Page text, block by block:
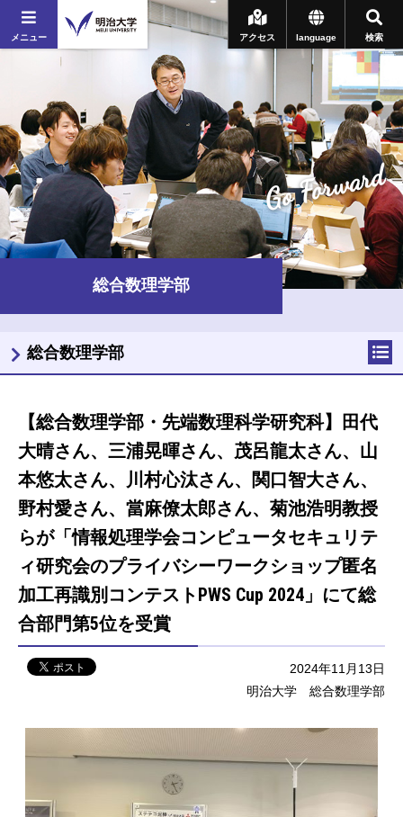
メニュー 検索
language
アクセス
Go Forward
総合数理学部
【総合数理学部・先端数理科学研究科】田代
大晴さん、三浦晃暉さん、茂呂龍太さん、山
本悠太さん、川村心汰さん、関口智大さん、
野村愛さん、當麻僚太郎さん、菊池浩明教授
らが「情報処理学会コンピュータセキュリテ
ィ研究会のプライバシーワークショップ匿名
加工再識別コンテストPWS Cup 2024」にて総
合部門第5位を受賞
2024年11月13日
明治大学 総合数理学部
総合数理学部